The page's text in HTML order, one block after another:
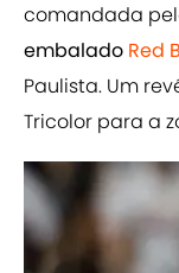
comandada
embalado Red
Paulista. Um
Tricolor para a